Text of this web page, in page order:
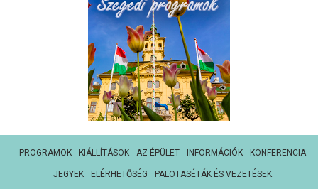
PROGRAMOK KIÁLLÍTÁSOK AZ ÉPÜLET INFORMÁCIÓK KONFERENCIA
JEGYEK ELÉRHETŐSÉG PALOTASÉTÁK ÉS VEZETÉSEK